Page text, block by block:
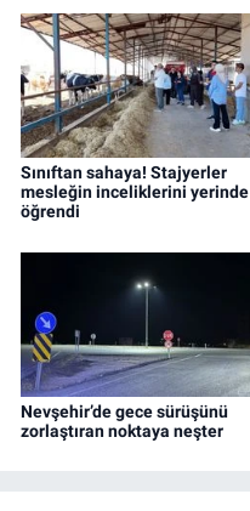
Sınıftan sahaya! Stajyerler
mesleğin inceliklerini yerinde
öğrendi
Nevşehir’de gece sürüşünü
zorlaştıran noktaya neşter